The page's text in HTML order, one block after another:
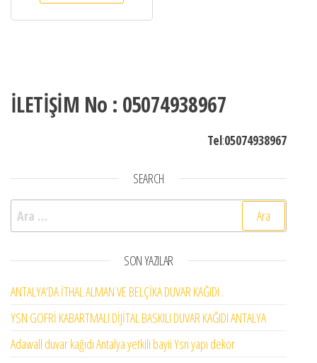
İLETİŞİM No : 05074938967
Tel:05074938967
SEARCH
Arama:
SON YAZILAR
ANTALYA’DA İTHAL ALMAN VE BELÇİKA DUVAR KAĞIDI .
YSN GOFRİ KABARTMALI DİJİTAL BASKILI DUVAR KAĞIDI ANTALYA
Adawall duvar kağıdı Antalya yetkili bayii Ysn yapı dekor